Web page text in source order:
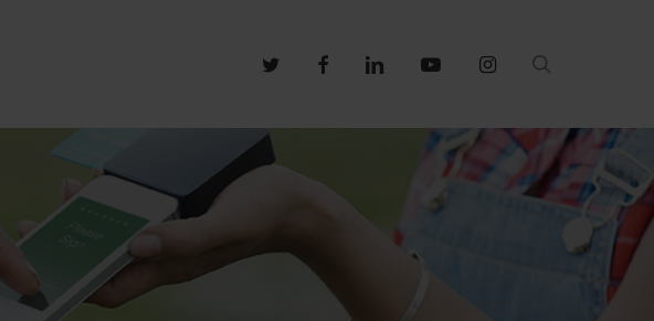
twitter facebooklinkedin youtube instagram